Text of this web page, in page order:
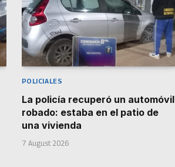
POLICIALES
La policía recuperó un automóvil
robado: estaba en el patio de
una vivienda
7 August 2026